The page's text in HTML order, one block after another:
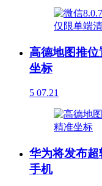
高德地图推
坐标
5 07.21
华为将发布超
手机